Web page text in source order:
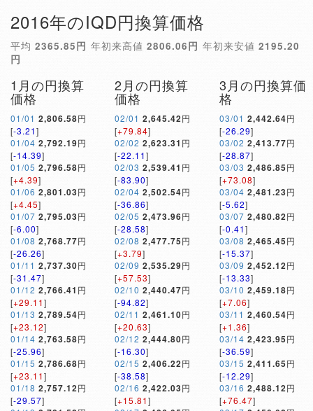
2016年のIQD円換算価格
平均 2365.85円 年初来高値 2806.06円 年初来安値 2195.20
円
1月の円換算
価格
01/01 2,806.58円
[-3.21]
01/04 2,792.19円
[-14.39]
01/05 2,796.58円
[+4.39]
01/06 2,801.03円
[+4.45]
01/07 2,795.03円
[-6.00]
01/08 2,768.77円
[-26.26]
01/11 2,737.30円
[-31.47]
01/12 2,766.41 円
[+29.11]
01/13 2,789.54円
[+23.12]
01/14 2,763.58円
[-25.96]
01/15 2,786.68円
[+23.11]
01/18 2,757.12円
[-29.57]
2月の円換算
価格
02/01 2,645.42円
[+79.84]
02/02 2,623.31 円
[-22.11]
02/03 2,539.41 円
[-83.90]
02/04 2,502.54円
[-36.86]
02/05 2,473.96円
[-28.58]
02/08 2,477.75円
[+3.79]
02/09 2,535.29円
[+57.53]
02/10 2,440.47円
[-94.82]
02/11 2,461.10円
[+20.63]
02/12 2,444.80円
[-16.30]
02/15 2,406.22円
[-38.58]
02/16 2,422.03円
[+15.81]
3月の円換算価
格
03/01 2,442.64円
[-26.29]
03/02 2,413.77円
[-28.87]
03/03 2,486.85円
[+73.08]
03/04 2,481.23円
[-5.62]
03/07 2,480.82円
[-0.41]
03/08 2,465.45円
[-15.37]
03/09 2,452.12円
[-13.33]
03/10 2,459.18円
[+7.06]
03/11 2,460.54円
[+1.36]
03/14 2,423.95円
[-36.59]
03/15 2,411.65円
[-12.29]
03/16 2,488.12円
[+76.47]